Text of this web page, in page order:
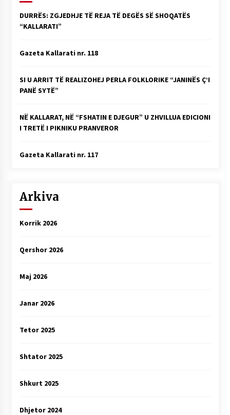
DURRËS: ZGJEDHJE TË REJA TË DEGËS SË SHOQATËS
“KALLARATI”
Gazeta Kallarati nr. 118
SI U ARRIT TË REALIZOHEJ PERLA FOLKLORIKE “JANINËS Ç’I
PANË SYTË”
NË KALLARAT, NË “FSHATIN E DJEGUR” U ZHVILLUA EDICIONI
I TRETË I PIKNIKU PRANVEROR
Gazeta Kallarati nr. 117
Arkiva
Korrik 2026
Qershor 2026
Maj 2026
Janar 2026
Tetor 2025
Shtator 2025
Shkurt 2025
Dhjetor 2024